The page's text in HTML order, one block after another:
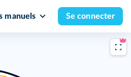
manuels Se connecter